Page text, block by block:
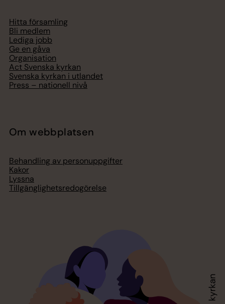
Hitta församling
Bli medlem
Lediga jobb
Ge en gåva
Organisation
Act Svenska kyrkan
Svenska kyrkan i utlandet
Press – nationell nivå
Om webbplatsen
Behandling av personuppgifter
Kakor
Lyssna
Tillgänglighetsredogörelse